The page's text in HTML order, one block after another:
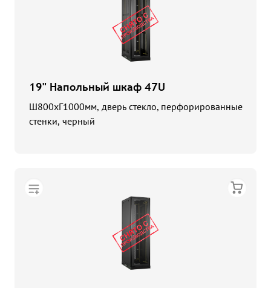
19" Напольный шкаф 47U
Ш800хГ1000мм, дверь стекло, перфорированные
стенки, черный